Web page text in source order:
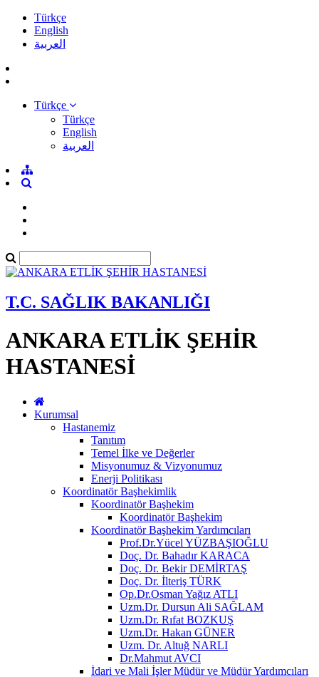
Türkçe
English
العربية
Türkçe
Türkçe
English
العربية
T.C. SAĞLIK BAKANLIĞI
ANKARA ETLİK ŞEHİR
HASTANESİ
Kurumsal
Hastanemiz
Tanıtım
Temel İlke ve Değerler
Misyonumuz & Vizyonumuz
Enerji Politikası
Koordinatör Başhekimlik
Koordinatör Başhekim
Koordinatör Başhekim
Koordinatör Başhekim Yardımcıları
Prof.Dr.Yücel YÜZBAŞIOĞLU
Doç. Dr. Bahadır KARACA
Doç. Dr. Bekir DEMİRTAŞ
Doç. Dr. İlteriş TÜRK
Op.Dr.Osman Yağız ATLI
Uzm.Dr. Dursun Ali SAĞLAM
Uzm.Dr. Rıfat BOZKUŞ
Uzm.Dr. Hakan GÜNER
Uzm. Dr. Altuğ NARLI
Dr.Mahmut AVCI
İdari ve Mali İşler Müdür ve Müdür Yardımcıları